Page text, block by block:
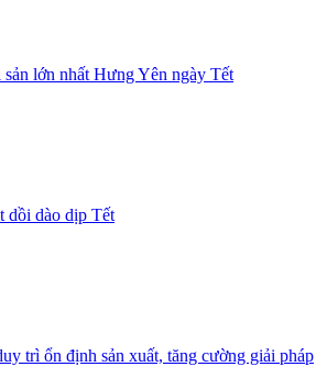
lớn nhất Hưng Yên ngày Tết
dồi dào dịp Tết
trì ổn định sản xuất, tăng cường giải pháp